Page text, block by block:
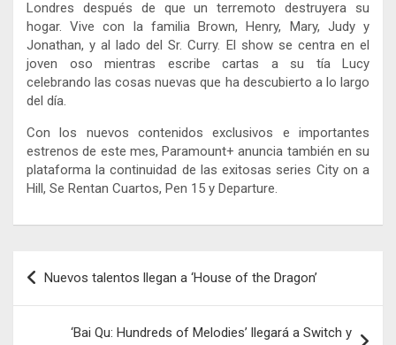
Londres después de que un terremoto destruyera su
hogar. Vive con la familia Brown, Henry, Mary, Judy y
Jonathan, y al lado del Sr. Curry. El show se centra en el
joven oso mientras escribe cartas a su tía Lucy
celebrando las cosas nuevas que ha descubierto a lo largo
del día.
Con los nuevos contenidos exclusivos e importantes
estrenos de este mes, Paramount+ anuncia también en su
plataforma la continuidad de las exitosas series City on a
Hill, Se Rentan Cuartos, Pen 15 y Departure.
Navegación
de
entradas
Nuevos talentos llegan a ‘House of the Dragon’
‘Bai Qu: Hundreds of Melodies’ llegará a Switch y